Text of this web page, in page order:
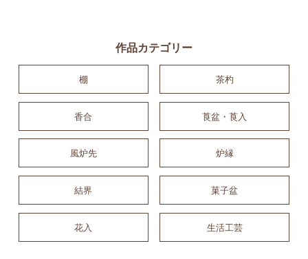
作品カテゴリー
棚 茶杓
香合 莨盆・莨入
風炉先 炉縁
結界 菓子盆
花入 生活工芸